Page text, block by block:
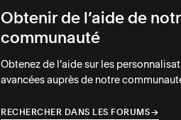
Obtenir de l’aide de
communauté
Obtenez de l’aide sur les
avancées auprès de notre
RECHERCHER DANS LES FORUMS→
→